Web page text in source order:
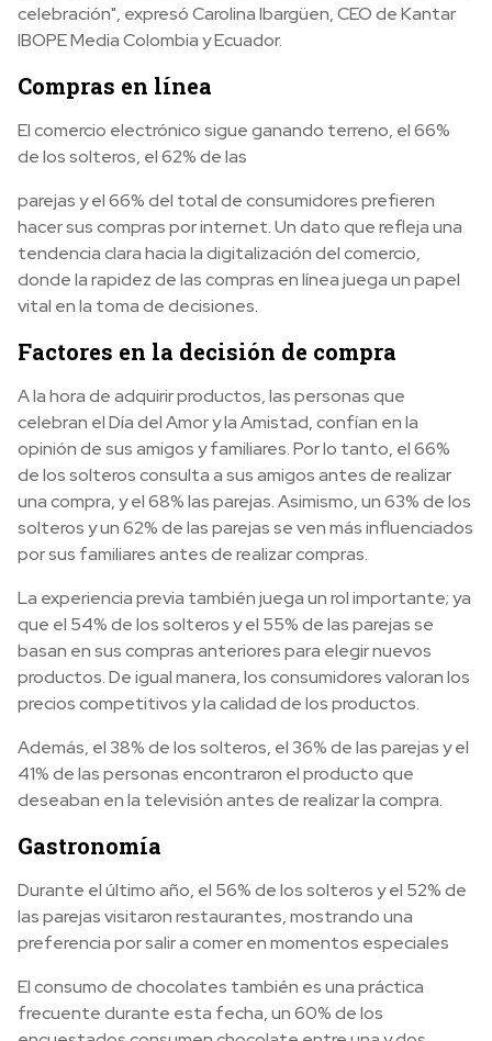
celebración", expresó Carolina Ibargüen, CEO de Kantar
IBOPE Media Colombia y Ecuador.
Compras en línea
El comercio electrónico sigue ganando terreno, el 66%
de los solteros, el 62% de las
parejas y el 66% del total de consumidores prefieren
hacer sus compras por internet. Un dato que refleja una
tendencia clara hacia la digitalización del comercio,
donde la rapidez de las compras en línea juega un papel
vital en la toma de decisiones.
Factores en la decisión de compra
A la hora de adquirir productos, las personas que
celebran el Día del Amor y la Amistad, confían en la
opinión de sus amigos y familiares. Por lo tanto, el 66%
de los solteros consulta a sus amigos antes de realizar
una compra, y el 68% las parejas. Asimismo, un 63% de los
solteros y un 62% de las parejas se ven más influenciados
por sus familiares antes de realizar compras.
La experiencia previa también juega un rol importante; ya
que el 54% de los solteros y el 55% de las parejas se
basan en sus compras anteriores para elegir nuevos
productos. De igual manera, los consumidores valoran los
precios competitivos y la calidad de los productos.
Además, el 38% de los solteros, el 36% de las parejas y el
41% de las personas encontraron el producto que
deseaban en la televisión antes de realizar la compra.
Gastronomía
Durante el último año, el 56% de los solteros y el 52% de
las parejas visitaron restaurantes, mostrando una
preferencia por salir a comer en momentos especiales
El consumo de chocolates también es una práctica
frecuente durante esta fecha, un 60% de los